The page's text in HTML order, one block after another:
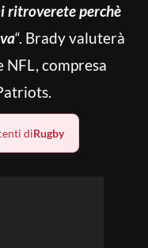
ritroverete perchè
“. Brady valuterà
compresa
diRugby